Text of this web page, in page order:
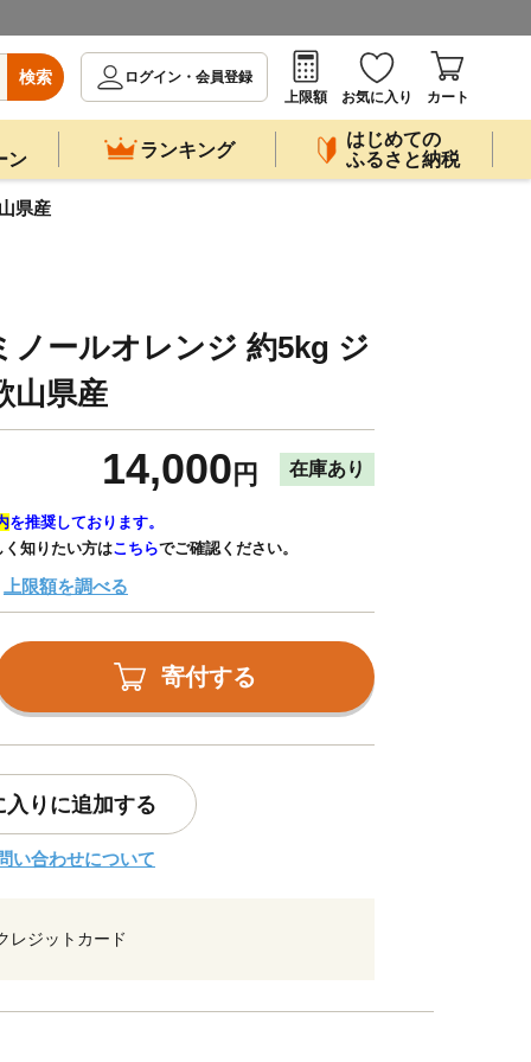
検索
ログイン・会員登録
上限額
お気に入り カート
ン ランキング
はじめての
ふるさと納税
県産
ノールオレンジ 約5kg ジ
山県産
14,000 円 在庫あり
を推奨しております。
知りたい方はこちらでご確認ください。
上限額を調べる
寄付する
入りに追加する
い合わせについて
レジットカード